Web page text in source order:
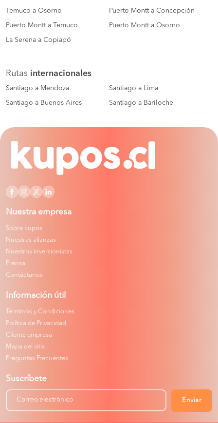
Temuco a Osorno Puerto Montt a Concepción
Puerto Montt a Temuco Puerto Montt a Osorno
La Serena a Copiapó
Rutas internacionales
Santiago a Mendoza Santiago a Lima
Santiago a Buenos Aires Santiago a Bariloche
Nuestra empresa
Sobre kupos
Nuestras alianzas
Nuestros inversionistas
Prensa
Contáctanos
Información útil
Términos y Condiciones
Política de Privacidad
Cliente empresa
Mapa del sitio
Preguntas Frecuentes
Suscríbete
Enviar